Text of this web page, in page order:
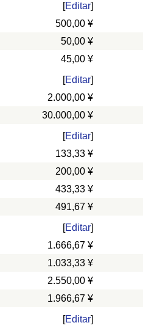
[Editar]
500,00 ¥
50,00 ¥
45,00 ¥
[Editar]
2.000,00 ¥
30.000,00 ¥
[Editar]
133,33 ¥
200,00 ¥
433,33 ¥
491,67 ¥
[Editar]
1.666,67 ¥
1.033,33 ¥
2.550,00 ¥
1.966,67 ¥
[Editar]